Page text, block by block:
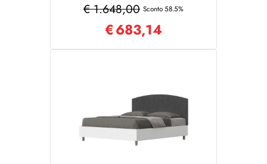
€ 1.648,00 Sconto 58.5%
€683,14